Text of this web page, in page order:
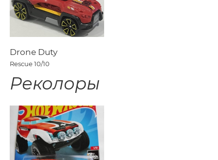
Drone Duty
Rescue10/10
Реколоры